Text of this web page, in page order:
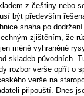
z češtiny nebo
být především
snaha po
zjištěním, že
méně vyhraněné
skladeb původních.
rozbor verše opřít o
verše na
připouští. Dnes